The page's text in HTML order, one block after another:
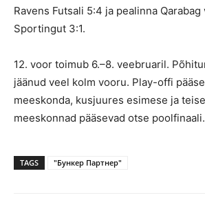
Ravens Futsali 5:4 ja pealinna Qarabag
Sportingut 3:1.
12. voor toimub 6.–8. veebruaril.
jäänud veel kolm vooru. Play-offi
meeskonda, kusjuures esimese ja
meeskonnad pääsevad otse poolfinaali.
TAGS "Бункер Партнер"